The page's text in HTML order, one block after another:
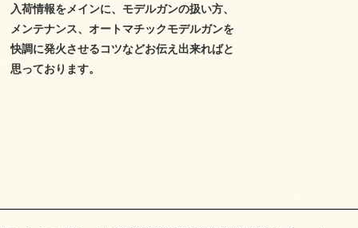
入荷情報をメインに、モデルガンの扱い方、
メンテナンス、オートマチックモデルガンを
快調に発火させるコツなどお伝え出来ればと
思っております。